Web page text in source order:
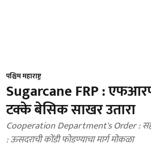
पश्चिम महाराष्ट्र
Sugarcane FRP :
टक्के बेसिक साखर उतारा
Cooperation Department's Order :
: ऊसदराची कोंडी फोडण्याचा मार्ग मोकळा